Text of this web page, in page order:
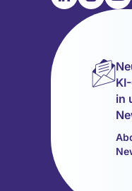
Besuche
unsere
LinkedIn
unsere
(wird
in
einem
neuen
in
in